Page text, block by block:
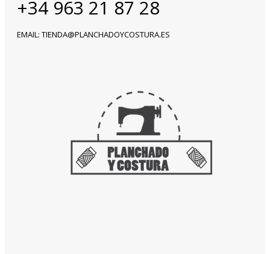
+34 963 21 87 28
EMAIL: TIENDA@PLANCHADOYCOSTURA.ES